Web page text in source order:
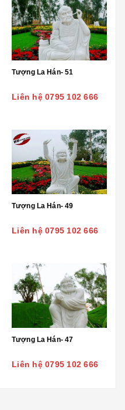
Tượng La Hán- 51
Liên hệ 0795 102 666
Tượng La Hán- 49
Liên hệ 0795 102 666
Tượng La Hán- 47
Liên hệ 0795 102 666